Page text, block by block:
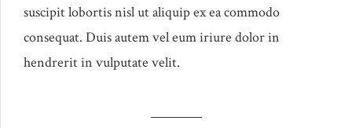
suscipit lobortis nisl ut aliquip ex ea commodo
consequat. Duis autem vel eum iriure dolor in
hendrerit in vulputate velit.